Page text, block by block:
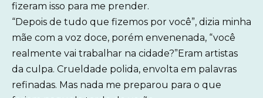
fizeram isso para me prender.
“Depois de tudo que fizemos por você”, dizia minha
mãe com a voz doce, porém envenenada, “você
realmente vai trabalhar na cidade?”Eram artistas
da culpa. Crueldade polida, envolta em palavras
refinadas. Mas nada me preparou para o que